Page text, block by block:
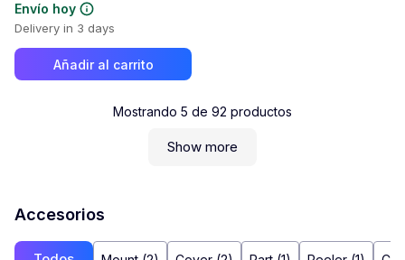
Envío hoy
Delivery in 3 days
Añadir al carrito
Mostrando 5 de 92 productos
Show more
Accesorios